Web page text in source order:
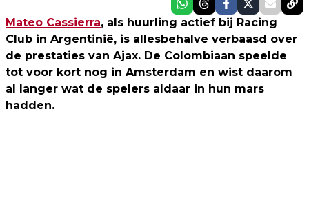
Mateo Cassierra, als huurling actief bij Racing
Club in Argentinië, is allesbehalve verbaasd over
de prestaties van Ajax. De Colombiaan speelde
tot voor kort nog in Amsterdam en wist daarom
al langer wat de spelers aldaar in hun mars
hadden.